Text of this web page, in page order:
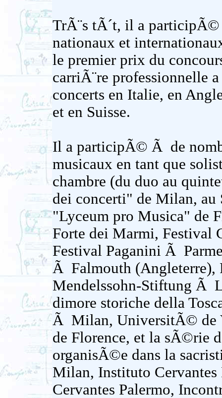
TrÃ¨s tÃ´t, il a
nationaux et
le premier prix du
carriÃ¨re professionnelle
concerts en Italie, en
et en Suisse.
Il a participÃ© Ã de
musicaux en tant que
chambre (du duo au
dei concerti" de Milan, au
"Lyceum pro Musica" de
Forte dei Marmi, Festival
Festival Paganini Ã
Ã Falmouth (Angleterre),
Mendelssohn-Stiftung Ã
dimore storiche della
Ã Milan, UniversitÃ© de
de Florence, et la sÃ©rie
organisÃ©e dans la
Milan, Instituto
Cervantes Palermo,